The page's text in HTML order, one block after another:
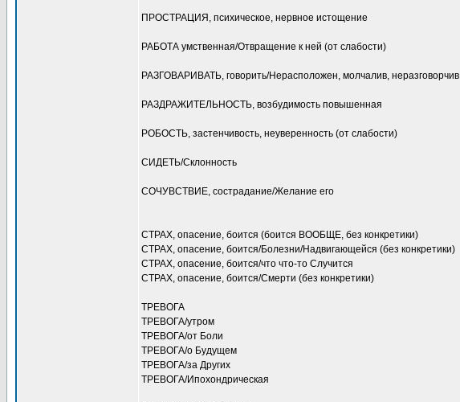
ПРОСТРАЦИЯ, психическое, нервное истощение
РАБОТА умственная/Отвращение к ней (от слабости)
РАЗГОВАРИВАТЬ, говорить/Нерасположен, молчалив, неразговорчив
РАЗДРАЖИТЕЛЬНОСТЬ, возбудимость повышенная
РОБОСТЬ, застенчивость, неуверенность (от слабости)
СИДЕТЬ/Склонность
СОЧУВСТВИЕ, сострадание/Желание его
СТРАХ, опасение, боится (боится ВООБЩЕ, без конкретики)
СТРАХ, опасение, боится/Болезни/Надвигающейся (без конкретики)
СТРАХ, опасение, боится/что что-то Случится
СТРАХ, опасение, боится/Смерти (без конкретики)
ТРЕВОГА
ТРЕВОГА/утром
ТРЕВОГА/от Боли
ТРЕВОГА/о Будущем
ТРЕВОГА/за Других
ТРЕВОГА/Ипохондрическая